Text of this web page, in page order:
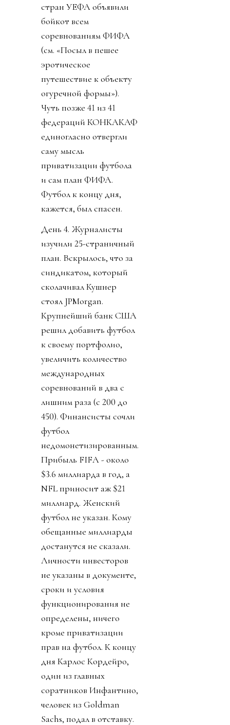
стран УЕФА объявили
бойкот всем
соревнованиям ФИФА
(см. «Посыл в пешее
эротическое
путешествие к объекту
огуречной формы»).
Чуть позже 41 из 41
федераций КОНКАКАФ
единогласно отвергли
саму мысль
приватизации футбола
и сам план ФИФА.
Футбол к концу дня,
кажется, был спасен.
День 4. Журналисты
изучили 25-страничный
план. Вскрылось, что за
синдикатом, который
сколачивал Кушнер
стоял JPMorgan.
Крупнейший банк США
решил добавить футбол
к своему портфолио,
увеличить количество
международных
соревнований в два с
лишним раза (с 200 до
450). Финансисты сочли
футбол
недомонетизированным.
Прибыль FIFA - около
$3.6 миллиарда в год, а
NFL приносит аж $21
миллиард. Женский
футбол не указан. Кому
обещанные миллиарды
достанутся не сказали.
Личности инвесторов
не указаны в документе,
сроки и условия
функционирования не
определены, ничего
кроме приватизации
прав на футбол. К концу
дня Карлос Кордейро,
один из главных
соратников Инфантино,
человек из Goldman
Sachs, подал в отставку.